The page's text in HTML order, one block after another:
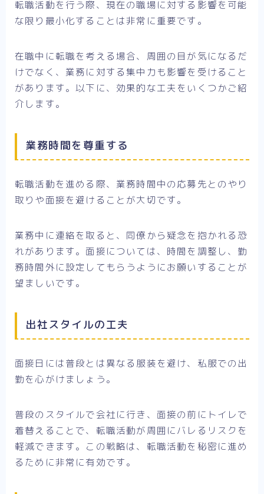
転職活動を行う際、現在の職場に対する影響を可能
な限り最小化することは非常に重要です。
在職中に転職を考える場合、周囲の目が気になるだ
けでなく、業務に対する集中力も影響を受けること
があります。以下に、効果的な工夫をいくつかご紹
介します。
業務時間を尊重する
転職活動を進める際、業務時間中の応募先とのやり
取りや面接を避けることが大切です。
業務中に連絡を取ると、同僚から疑念を抱かれる恐
れがあります。面接については、時間を調整し、勤
務時間外に設定してもらうようにお願いすることが
望ましいです。
出社スタイルの工夫
面接日には普段とは異なる服装を避け、私服での出
勤を心がけましょう。
普段のスタイルで会社に行き、面接の前にトイレで
着替えることで、転職活動が周囲にバレるリスクを
軽減できます。この戦略は、転職活動を秘密に進め
るために非常に有効です。